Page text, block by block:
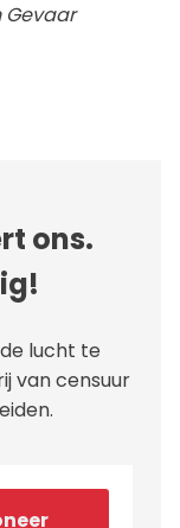
Gevaar
ons.
lucht te
van censuur